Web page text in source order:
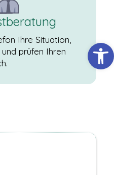
Ihre Situation,
prüfen Ihren